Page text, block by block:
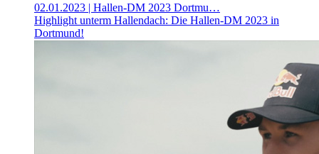
02.01.2023 | Hallen-DM 2023 Dortmu…
Highlight unterm Hallendach: Die Hallen-DM 2023 in
Dortmund!